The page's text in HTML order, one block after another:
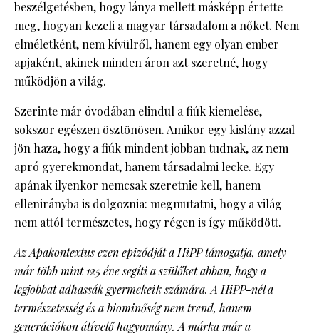
beszélgetésben, hogy lánya mellett másképp értette
meg, hogyan kezeli a magyar társadalom a nőket. Nem
elméletként, nem kívülről, hanem egy olyan ember
apjaként, akinek minden áron azt szeretné, hogy
működjön a világ.
Szerinte már óvodában elindul a fiúk kiemelése,
sokszor egészen ösztönösen. Amikor egy kislány azzal
jön haza, hogy a fiúk mindent jobban tudnak, az nem
apró gyerekmondat, hanem társadalmi lecke. Egy
apának ilyenkor nemcsak szeretnie kell, hanem
ellenirányba is dolgoznia: megmutatni, hogy a világ
nem attól természetes, hogy régen is így működött.
Az Apakontextus ezen epizódját a HiPP támogatja, amely
már több mint 125 éve segíti a szülőket abban, hogy a
legjobbat adhassák gyermekeik számára. A HiPP-nél a
természetesség és a biominőség nem trend, hanem
generációkon átívelő hagyomány. A márka már a